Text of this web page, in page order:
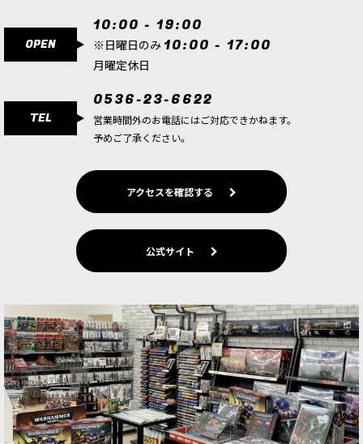
OPEN
10:00 - 19:00
※日曜日のみ 10:00 - 17:00
月曜定休日
TEL
0536-23-6622
営業時間外のお電話にはご対応できかねます。
予めご了承ください。
アクセスを確認する
公式サイト